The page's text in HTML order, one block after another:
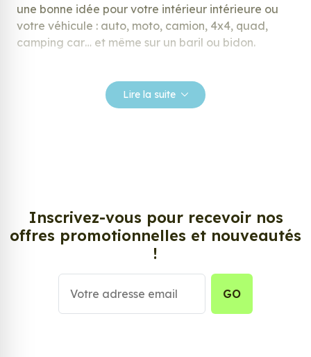
une bonne idée pour votre intérieur intérieure ou
votre véhicule : auto, moto, camion, 4x4, quad,
camping car… et même sur un baril ou bidon.
répondre à vos attentes, laissez vous inspirer parmi
notre large gamme de stickers.
d’autocollant, d’adhésifs ou de vinyle, sont
tendances et très populaires pour décorer votre
intérieur ou votre véhicule.
Personnalisez la surface de votre choix avec nos
Lire la suite
Inscrivez-vous pour recevoir nos
offres promotionnelles et nouveautés
!
GO